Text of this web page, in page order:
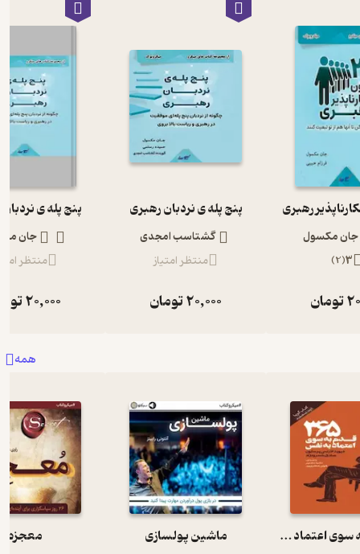
جان مکسول
3
(
2
)
تومان
پنج پله ی نردبان رهبری
گشتاسب امجدی
منتظر امتیاز
20,000تومان
پنج پله ی
جان
منتظر
20,000
همه
365 قدم به سوی اعتماد به نفس ماشین پولسازی معجزه